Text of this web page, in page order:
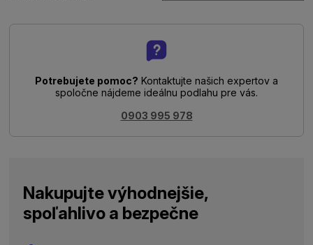
Potrebujete pomoc? Kontaktujte našich expertov a
spoločne nájdeme ideálnu podlahu pre vás.
0903 995 978
Nakupujte výhodnejšie,
spoľahlivo a bezpečne